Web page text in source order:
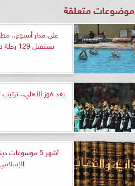
موضوعات متعلقة
على مدار أسبوع..
يستقبل 129 رحلة طيران دولية
بعد فوز الأهلي..
أشهر 5 موسوعات